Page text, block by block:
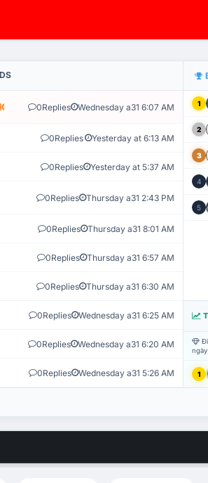
VLIKE.VN: HỆ THỐNG GIÁM SÁT TỰ
0Replies Wednesday a31 6:07 AM
0Replies Yesterday at 6:13 AM
0Replies Yesterday at 5:37 AM
0Replies Thursday a31 2:43 PM
0Replies Thursday a31 8:01 AM
0Replies Thursday a31 6:57 AM
0Replies Thursday a31 6:30 AM
0Replies Wednesday a31 6:25 AM
0Replies Wednesday a31 6:20 AM
0Replies Wednesday a31 5:26 AM
1
2
3
4
5
1